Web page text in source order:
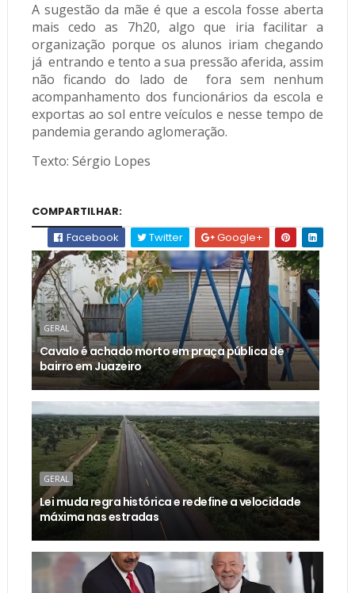
A sugestão da mãe é que a escola fosse aberta
mais cedo as 7h20, algo que iria facilitar a
organização porque os alunos iriam chegando
já entrando e tento a sua pressão aferida, assim
não ficando do lado de fora sem nenhum
acompanhamento dos funcionários da escola e
exportas ao sol entre veículos e nesse tempo de
pandemia gerando aglomeração.
Texto: Sérgio Lopes
COMPARTILHAR:
Facebook
Twitter Google+
GERAL
Cavalo é achado morto em praça pública de
bairro em Juazeiro
GERAL
Lei muda regra histórica e redefine a velocidade
máxima nas estradas